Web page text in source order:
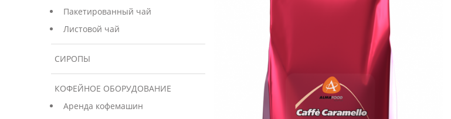
Пакетированный чай
Листовой чай
СИРОПЫ
КОФЕЙНОЕ ОБОРУДОВАНИЕ
Аренда кофемашин